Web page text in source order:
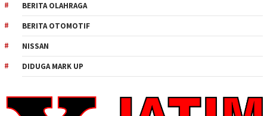
BERITA OLAHRAGA
BERITA OTOMOTIF
NISSAN
DIDUGA MARK UP